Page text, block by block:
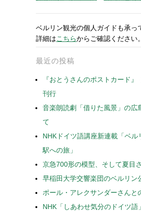
ベルリン観光の個人ガイドも承っ
詳細はこちらからご確認ください。
最近の投稿
『おとうさんのポストカード』
刊行
音楽朗読劇「借りた風景」の広
て
NHKドイツ語講座新連載「ベル
駅への旅」
京急700形の模型、そして夏目
早稲田大学交響楽団のベルリン
ポール・アレクサンダーさんと
NHK「しあわせ気分のドイツ語